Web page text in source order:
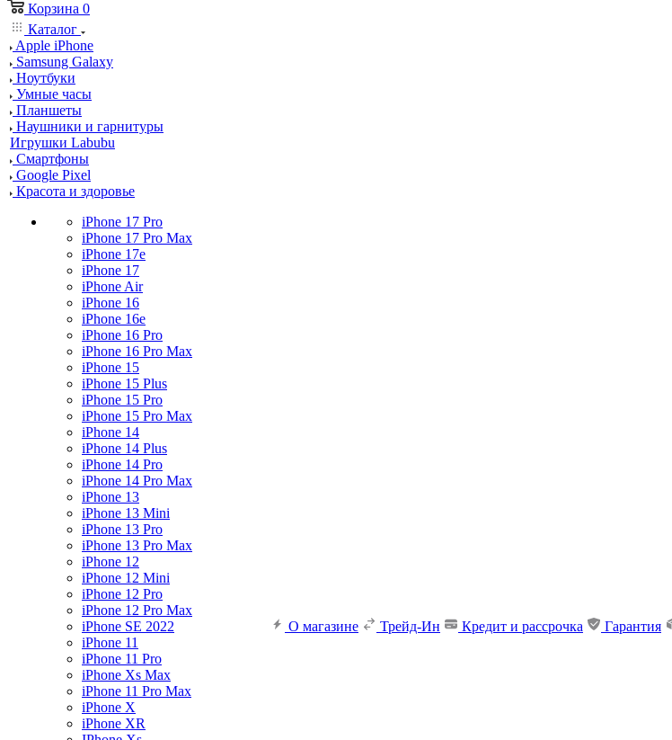
Корзина 0
Каталог
Apple iPhone
Samsung Galaxy
Ноутбуки
Умные часы
Планшеты
Наушники и гарнитуры
Игрушки Labubu
Смартфоны
Google Pixel
Красота и здоровье
iPhone 17 Pro
iPhone 17 Pro Max
iPhone 17e
iPhone 17
iPhone Air
iPhone 16
iPhone 16e
iPhone 16 Pro
iPhone 16 Pro Max
iPhone 15
iPhone 15 Plus
iPhone 15 Pro
iPhone 15 Pro Max
iPhone 14
iPhone 14 Plus
iPhone 14 Pro
iPhone 14 Pro Max
iPhone 13
iPhone 13 Mini
iPhone 13 Pro
iPhone 13 Pro Max
iPhone 12
iPhone 12 Mini
iPhone 12 Pro
iPhone 12 Pro Max
iPhone SE 2022
iPhone 11
iPhone 11 Pro
iPhone Xs Max
iPhone 11 Pro Max
iPhone X
iPhone XR
О магазине Трейд-Ин Кредит и рассрочка Гарантия